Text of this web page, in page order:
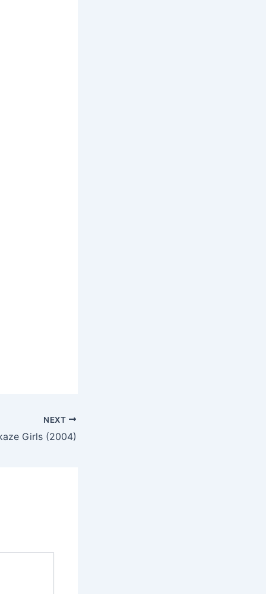
NEXT
Girls (2004)